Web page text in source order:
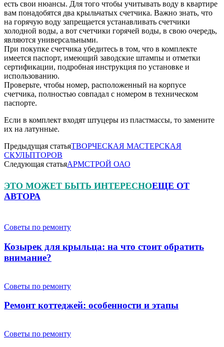
есть свои нюансы. Для того чтобы учитывать воду в квартире
вам понадобятся два крыльчатых счетчика. Важно знать, что
на горячую воду запрещается устанавливать счетчики
холодной воды, а вот счетчики горячей воды, в свою очередь,
являются универсальными.
При покупке счетчика убедитесь в том, что в комплекте
имеется паспорт, имеющий заводские штампы и отметки
сертификации, подробная инструкция по установке и
использованию.
Проверьте, чтобы номер, расположенный на корпусе
счетчика, полностью совпадал с номером в техническом
паспорте.
Если в комплект входят штуцеры из пластмассы, то замените
их на латунные.
Предыдущая статьяТВОРЧЕСКАЯ МАСТЕРСКАЯ
СКУЛЬПТОРОВ
Следующая статьяАРМСТРОЙ ОАО
ЭТО МОЖЕТ БЫТЬ ИНТЕРЕСНОЕЩЕ ОТ
АВТОРА
Советы по ремонту
Козырек для крыльца: на что стоит обратить
внимание?
Советы по ремонту
Ремонт коттеджей: особенности и этапы
Советы по ремонту